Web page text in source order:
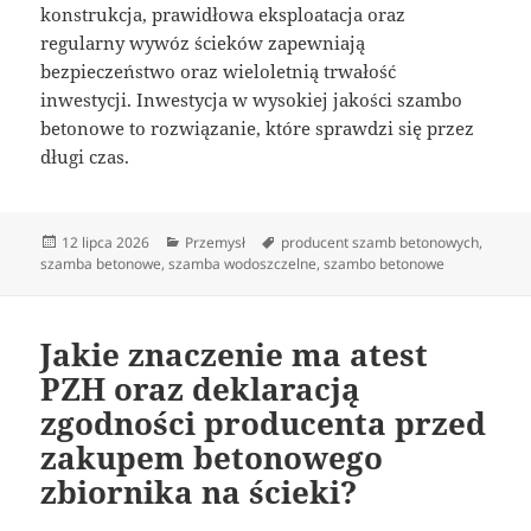
konstrukcja, prawidłowa eksploatacja oraz
regularny wywóz ścieków zapewniają
bezpieczeństwo oraz wieloletnią trwałość
inwestycji. Inwestycja w wysokiej jakości szambo
betonowe to rozwiązanie, które sprawdzi się przez
długi czas.
Data
publikacji
12 lipca 2026 Kategorie
Przemysł Tagi
producent szamb betonowych,
szamba betonowe,szamba wodoszczelne,szambo betonowe
Jakie znaczenie ma atest
PZH oraz deklaracją
zgodności producenta przed
zakupem betonowego
zbiornika na ścieki?